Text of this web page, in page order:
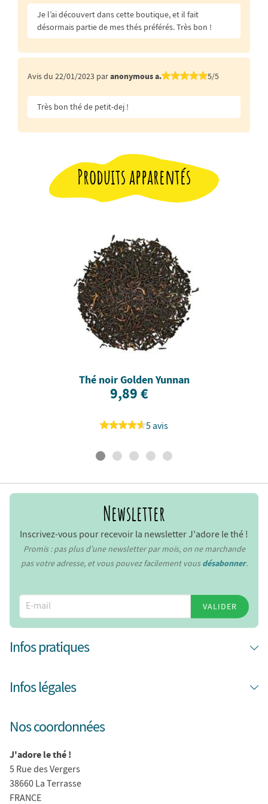
Je l’ai découvert dans cette boutique, et il fait
désormais partie de mes thés préférés. Très bon !
Avis du 22/01/2023 paranonymous a. 5/5
Très bon thé de petit-dej !
Produits apparentés
Thé noir Golden Yunnan
9,89 €
5 avis
Newsletter
Inscrivez-vous pour recevoir la newsletter J'adore le thé !
Promis : pas plus d’une newsletter par mois, on ne marchande
pas votre adresse, et vous pouvez facilement vousdésabonner.
VALIDER
Infos pratiques
Infos légales
Nos coordonnées
J'adore le thé !
5 Rue des Vergers
38660 La Terrasse
FRANCE